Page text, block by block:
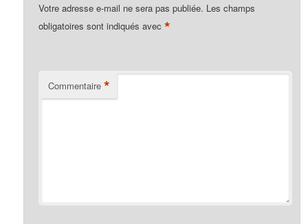
Votre adresse e-mail ne sera pas publiée. Les champs
obligatoires sont indiqués avec*
Commentaire *